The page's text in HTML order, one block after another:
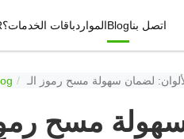
ما هو رمز QR؟باقات الخدماتالمواردBlogاتصل بنا
سهولة مسح